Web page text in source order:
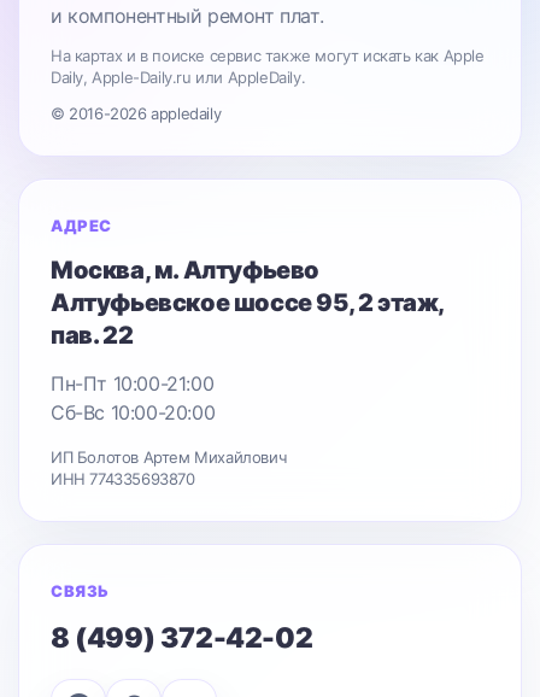
и компонентный ремонт плат.
На картах и в поиске сервис также могут искать как Apple
Daily, Apple-Daily.ru или AppleDaily.
© 2016-2026 appledaily
АДРЕС
Москва, м. Алтуфьево
Алтуфьевское шоссе 95, 2 этаж,
пав. 22
Пн-Пт 10:00-21:00
Сб-Вс 10:00-20:00
ИП Болотов Артем Михайлович
ИНН 774335693870
СВЯЗЬ
8 (499) 372-42-02